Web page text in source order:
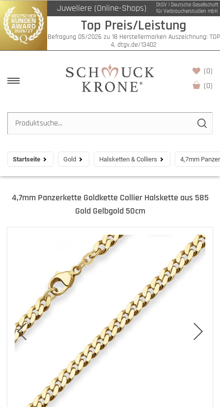
Juweliere (Online-Shops)
DtGV | Deutsche Gesellschaft
für Verbraucherstudien mbH
Top Preis/Leistung
Befragung 05/2026 zu 18 Herstellermarken Auszeichnung: TOP
4, dtgv.de/13402
(0)
(0)
Startseite Gold Halsketten & Colliers 4,7mm
4,7mm Panzerkette Goldkette Collier Halskette aus 585
Gold Gelbgold 50cm